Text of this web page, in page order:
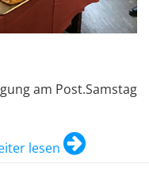
am Post.Samstag
lesen